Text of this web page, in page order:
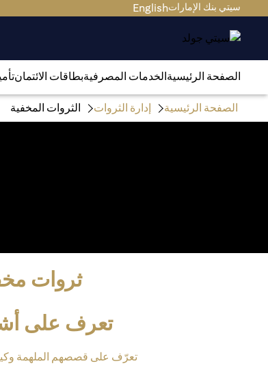
سيتي بنك الإماراتEnglish
الصفحة الرئيسيةالخدمات المصرفيةبطاقات الائتمان
الصفحة الرئيسية إدارة الثروات الثروات المخفية
ثروات
تعرف على
تعرّف على قصصهم الملهمة